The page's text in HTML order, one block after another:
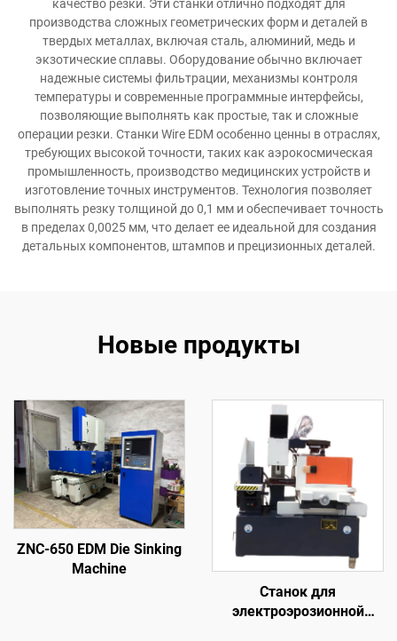
качество резки. Эти станки отлично подходят для
производства сложных геометрических форм и деталей в
твердых металлах, включая сталь, алюминий, медь и
экзотические сплавы. Оборудование обычно включает
надежные системы фильтрации, механизмы контроля
температуры и современные программные интерфейсы,
позволяющие выполнять как простые, так и сложные
операции резки. Станки Wire EDM особенно ценны в отраслях,
требующих высокой точности, таких как аэрокосмическая
промышленность, производство медицинских устройств и
изготовление точных инструментов. Технология позволяет
выполнять резку толщиной до 0,1 мм и обеспечивает точность
в пределах 0,0025 мм, что делает ее идеальной для создания
детальных компонентов, штампов и прецизионных деталей.
Новые продукты
ZNC-650 EDM Die Sinking
Machine
Станок для
электроэрозионной